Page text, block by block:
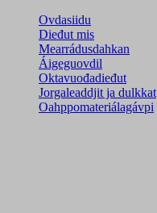
Ovdasiidu
Dieđut mis
Mearrádusdahkan
Áigeguovdil
Oktavuođadieđut
Jorgaleaddjit ja dulkkat
Oahppomateriálagávpi